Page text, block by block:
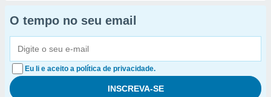
O tempo no seu email
Eu li e aceito a política de privacidade.